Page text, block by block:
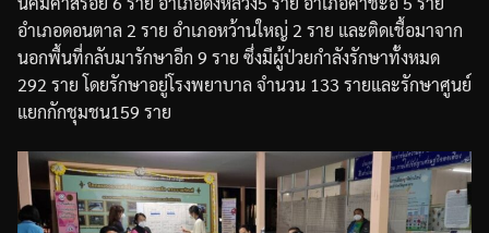
อำเภอดอนตาล 2 ราย อำเภอหว้านใหญ่ 2 ราย และติดเชื้อมาจาก
นอกพื้นที่กลับมารักษาอีก 9 ราย ซึ่งมีผู้ป่วยกำลังรักษาทั้งหมด
292 ราย โดยรักษาอยู่โรงพยาบาล จำนวน 133 รายและรักษาศูนย์
แยกกักชุมชน159 ราย